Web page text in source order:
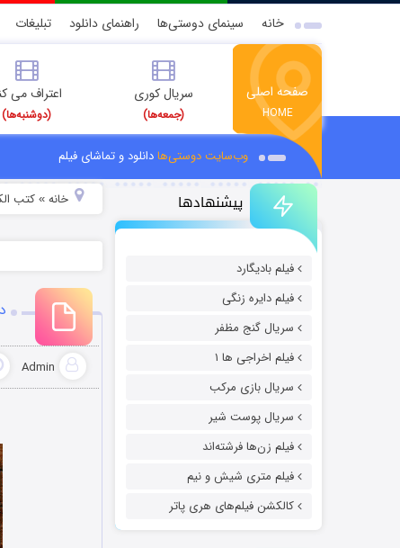
خانه سینمای دوستی‌ها راهنمای دانلود تبلیغات
صفحه اصلی
HOME
سریال کوری
(جمعه‌ها)
اعتراف می
(دوشنبه‌ها)
وب‌سایت دوستی‌هادانلود و تماشای فیلم
پیشنهادها
فیلم بادیگارد
فیلم دایره زنگی
سریال گنج مظفر
فیلم اخراجی ها ۱
سریال بازی مرکب
سریال پوست شیر
فیلم زن‌ها فرشته‌اند
فیلم متری شیش و نیم
کالکشن فیلم‌های هری پاتر
خانه» کتب
Admin